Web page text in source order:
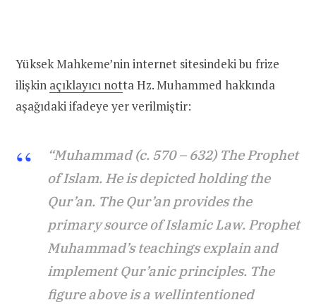
Yüksek Mahkeme’nin internet sitesindeki bu frize
ilişkin açıklayıcı notta Hz. Muhammed hakkında
aşağıdaki ifadeye yer verilmiştir:
“Muhammad (c. 570 – 632) The Prophet
of Islam. He is depicted holding the
Qur’an. The Qur’an provides the
primary source of Islamic Law. Prophet
Muhammad’s teachings explain and
implement Qur’anic principles. The
figure above is a wellintentioned